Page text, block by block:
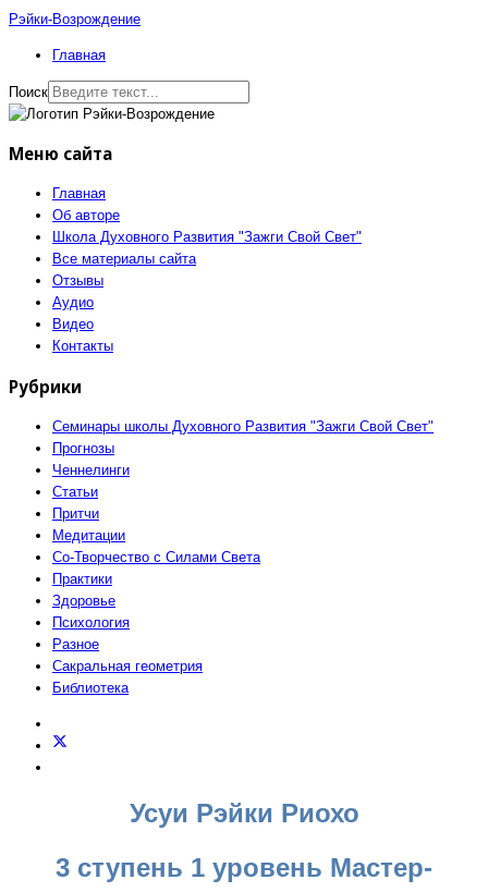
Рэйки-Возрождение
Главная
Поиск
Меню сайта
Главная
Об авторе
Школа Духовного Развития "Зажги Свой Свет"
Все материалы сайта
Отзывы
Аудио
Видео
Контакты
Рубрики
Семинары школы Духовного Развития "Зажги Свой Свет"
Прогнозы
Ченнелинги
Статьи
Притчи
Медитации
Со-Творчество с Силами Света
Практики
Здоровье
Психология
Разное
Сакральная геометрия
Библиотека
Усуи Рэйки Риохо
3 ступень 1 уровень Мастер-